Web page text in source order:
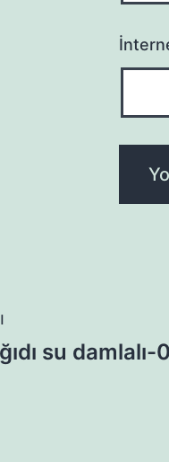
su damlalı-